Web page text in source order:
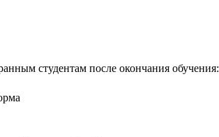
студентам после окончания обучения: